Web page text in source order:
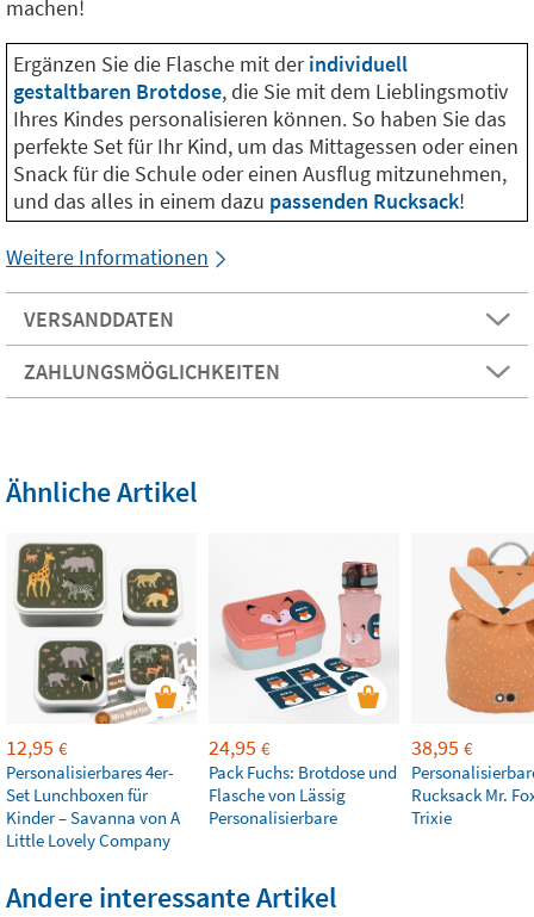
machen!
Ergänzen Sie die Flasche mit derindividuell
gestaltbaren Brotdose, die Sie mit dem Lieblingsmotiv
Ihres Kindes personalisieren können. So haben Sie das
perfekte Set für Ihr Kind, um das Mittagessen oder einen
Snack für die Schule oder einen Ausflug mitzunehmen,
und das alles in einem dazu passenden Rucksack!
Weitere Informationen
VERSANDDATEN
ZAHLUNGSMÖGLICHKEITEN
Ähnliche Artikel
12,95 €
Personalisierbares 4er-
Set Lunchboxen für
Kinder – Savanna von A
Little Lovely Company
24,95 €
Pack Fuchs: Brotdose und
Flasche von Lässig
Personalisierbare
38,95 €
Rucksack Mr.
Trixie
Andere interessante Artikel